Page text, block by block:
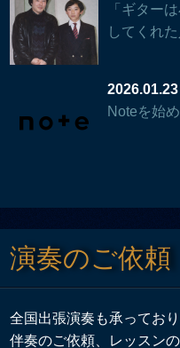
「ギター
してくれ
Noteを始
演奏のご依頼
全国出張演奏も承ってお
伴奏のご依頼、レッスン